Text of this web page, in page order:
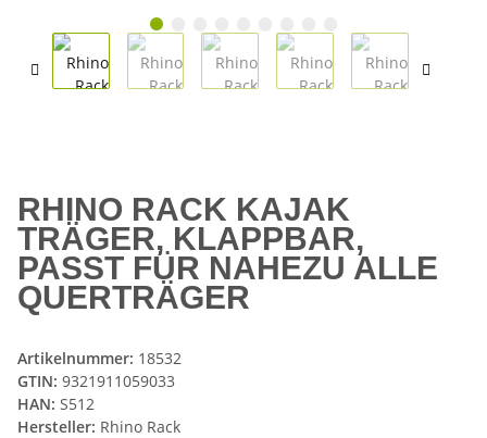
RHINO RACK KAJAK
TRÄGER, KLAPPBAR,
PASST FÜR NAHEZU ALLE
QUERTRÄGER
Artikelnummer: 18532
GTIN: 9321911059033
HAN: S512
Hersteller: Rhino Rack